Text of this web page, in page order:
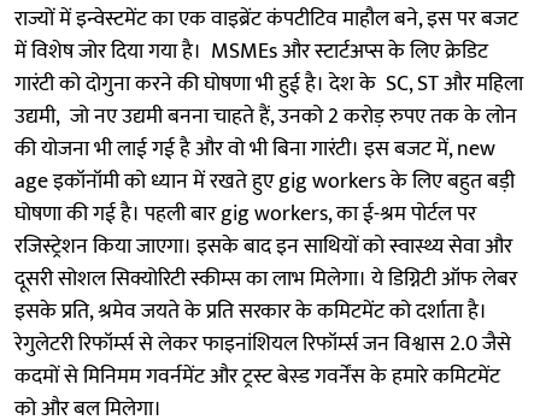
राज्यों में इन्वेस्टमेंट का एक वाइब्रेंट कंपटीटिव माहौल बने, इस पर बजट
में विशेष जोर दिया गया है। MSMEs और स्टार्टअप्स के लिए क्रेडिट
गारंटी को दोगुना करने की घोषणा भी हुई है। देश के SC, ST और महिला
उद्यमी, जो नए उद्यमी बनना चाहते हैं, उनको 2 करोड़ रुपए तक के लोन
की योजना भी लाई गई है और वो भी बिना गारंटी। इस बजट में, new
age इकॉनॉमी को ध्यान में रखते हुए gig workers के लिए बहुत बड़ी
घोषणा की गई है। पहली बार gig workers, का ई-श्रम पोर्टल पर
रजिस्ट्रेशन किया जाएगा। इसके बाद इन साथियों को स्वास्थ्य सेवा और
दूसरी सोशल सिक्योरिटी स्कीम्स का लाभ मिलेगा। ये डिग्निटी ऑफ लेबर
इसके प्रति, श्रमेव जयते के प्रति सरकार के कमिटमेंट को दर्शाता है।
रेगुलेटरी रिफॉर्म्स से लेकर फाइनांशियल रिफॉर्म्स जन विश्वास 2.0 जैसे
कदमों से मिनिमम गवर्नमेंट और ट्रस्ट बेस्ड गवर्नेंस के हमारे कमिटमेंट
को और बल मिलेगा।